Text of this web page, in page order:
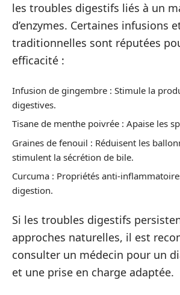
les troubles digestifs liés à un
d’enzymes. Certaines infusions
traditionnelles sont réputées
efficacité :
Infusion de gingembre : Stimule la
digestives.
Tisane de menthe poivrée : Apaise les
Graines de fenouil : Réduisent les
stimulent la sécrétion de bile.
Curcuma : Propriétés anti-
digestion.
Si les troubles digestifs
approches naturelles, il est
consulter un médecin pour un
et une prise en charge adaptée.